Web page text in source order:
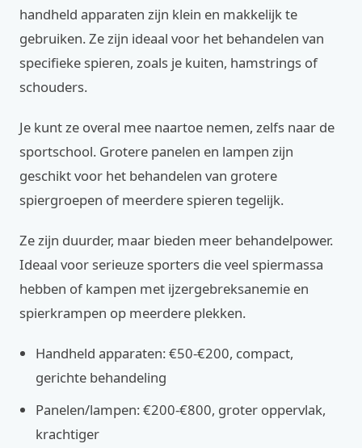
handheld apparaten zijn klein en makkelijk te
gebruiken. Ze zijn ideaal voor het behandelen van
specifieke spieren, zoals je kuiten, hamstrings of
schouders.
Je kunt ze overal mee naartoe nemen, zelfs naar de
sportschool. Grotere panelen en lampen zijn
geschikt voor het behandelen van grotere
spiergroepen of meerdere spieren tegelijk.
Ze zijn duurder, maar bieden meer behandelpower.
Ideaal voor serieuze sporters die veel spiermassa
hebben of kampen met ijzergebreksanemie en
spierkrampen op meerdere plekken.
Handheld apparaten: €50-€200, compact,
gerichte behandeling
Panelen/lampen: €200-€800, groter oppervlak,
krachtiger